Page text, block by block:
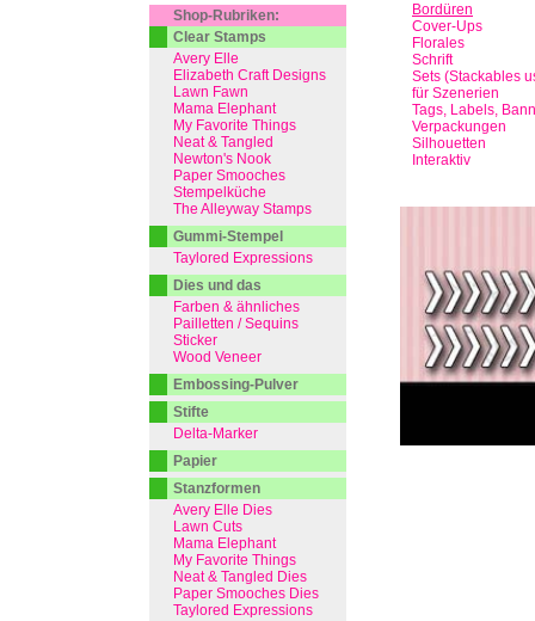
Bordüren
Cover-Ups
Florales
Schrift
Sets (Stackables
für Szenerien
Tags, Labels,
Verpackungen
Silhouetten
Interaktiv
Shop-Rubriken:
Clear Stamps
Avery Elle
Elizabeth Craft Designs
Lawn Fawn
Mama Elephant
My Favorite Things
Neat & Tangled
Newton's Nook
Paper Smooches
Stempelküche
The Alleyway Stamps
Gummi-Stempel
Taylored Expressions
Dies und das
Farben & ähnliches
Pailletten / Sequins
Sticker
Wood Veneer
Embossing-Pulver
Stifte
Delta-Marker
Papier
Stanzformen
Avery Elle Dies
Lawn Cuts
Mama Elephant
My Favorite Things
Neat & Tangled Dies
Paper Smooches Dies
Taylored Expressions